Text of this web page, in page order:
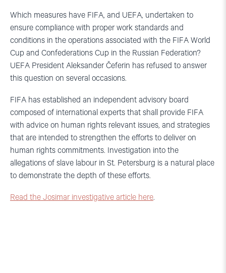
Which measures have FIFA, and UEFA, undertaken to
ensure compliance with proper work standards and
conditions in the operations associated with the FIFA World
Cup and Confederations Cup in the Russian Federation?
UEFA President Aleksander Čeferin has refused to answer
this question on several occasions.
FIFA has established an independent advisory board
composed of international experts that shall provide FIFA
with advice on human rights relevant issues, and strategies
that are intended to strengthen the efforts to deliver on
human rights commitments. Investigation into the
allegations of slave labour in St. Petersburg is a natural place
to demonstrate the depth of these efforts.
Read the Josimar investigative article here.